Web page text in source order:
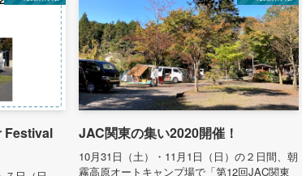
Festival
JAC関東の集い2020開催！
10月31日（土）・11月1日（日）の２日間、朝
霧高原オートキャンプ場で「第12回JAC関東